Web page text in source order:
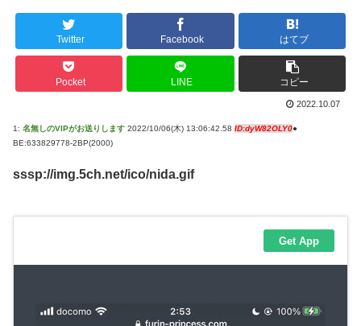
Twitter Facebook はてブ
Pocket LINE コピー
2022.10.07
1: 名無しのVIPがお送りします 2022/10/06(木) 13:06:42.58 ID:dyW82OLY0●
BE:633829778-2BP(2000)
sssp://img.5ch.net/ico/nida.gif